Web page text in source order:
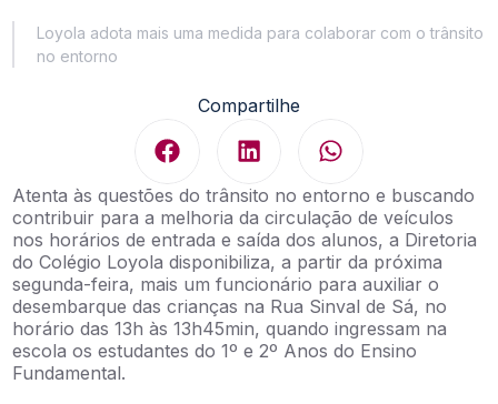
Loyola adota mais uma medida para colaborar com o trânsito
no entorno
Compartilhe
Atenta às questões do trânsito no entorno e buscando
contribuir para a melhoria da circulação de veículos
nos horários de entrada e saída dos alunos, a Diretoria
do Colégio Loyola disponibiliza, a partir da próxima
segunda-feira, mais um funcionário para auxiliar o
desembarque das crianças na Rua Sinval de Sá, no
horário das 13h às 13h45min, quando ingressam na
escola os estudantes do 1º e 2º Anos do Ensino
Fundamental.